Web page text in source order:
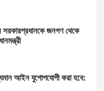
সরকারপ্রধানকে জনগণ থেকে
আইন যুগোপযোগী করা হবে: